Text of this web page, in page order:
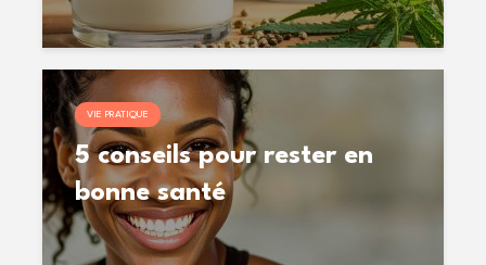
VIE PRATIQUE
5 conseils pour rester en
bonne santé